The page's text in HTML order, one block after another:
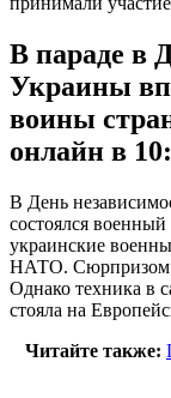
В параде в
Украины
воины
онлайн в
В День
состоялся
украинские
НАТО. Сюрпризом
Однако техника в
стояла на
Читайте также: